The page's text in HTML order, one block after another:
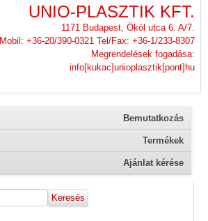
UNIO-PLASZTIK KFT.
1171 Budapest, Ököl utca 6. A/7.
Mobil: +36-20/390-0321 Tel/Fax: +36-1/233-8307
Megrendelések fogadása:
info[kukac]unioplasztik[pont]hu
Bemutatkozás
Termékek
Ajánlat kérése